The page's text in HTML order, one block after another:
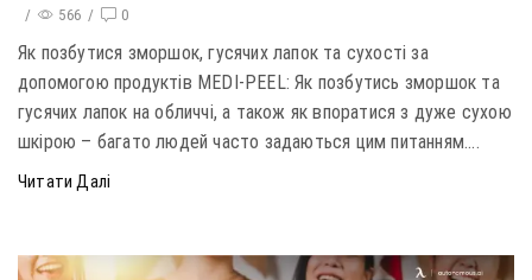
/ 566 / 0
Як позбутися зморшок, гусячих лапок та сухості за
допомогою продуктів MEDI-PEEL: Як позбутись зморшок та
гусячих лапок на обличчі, а також як впоратися з дуже сухою
шкірою – багато людей часто задаються цим питанням....
Читати Далі